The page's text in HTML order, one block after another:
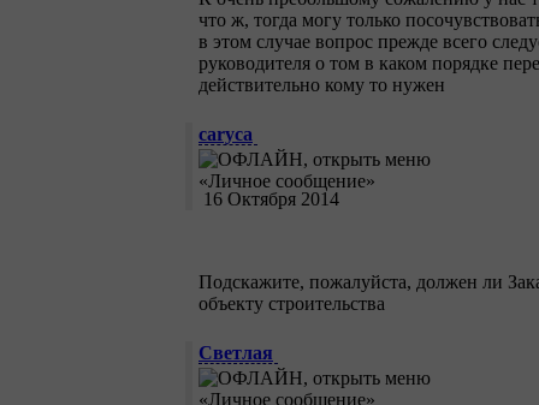
что ж, тогда могу только
в этом случае вопрос прежде всего
руководителя о том в каком порядке
действительно кому то нужен
caryca
16 Октября 2014
Подскажите, пожалуйста, должен ли
объекту строительства
Светлая